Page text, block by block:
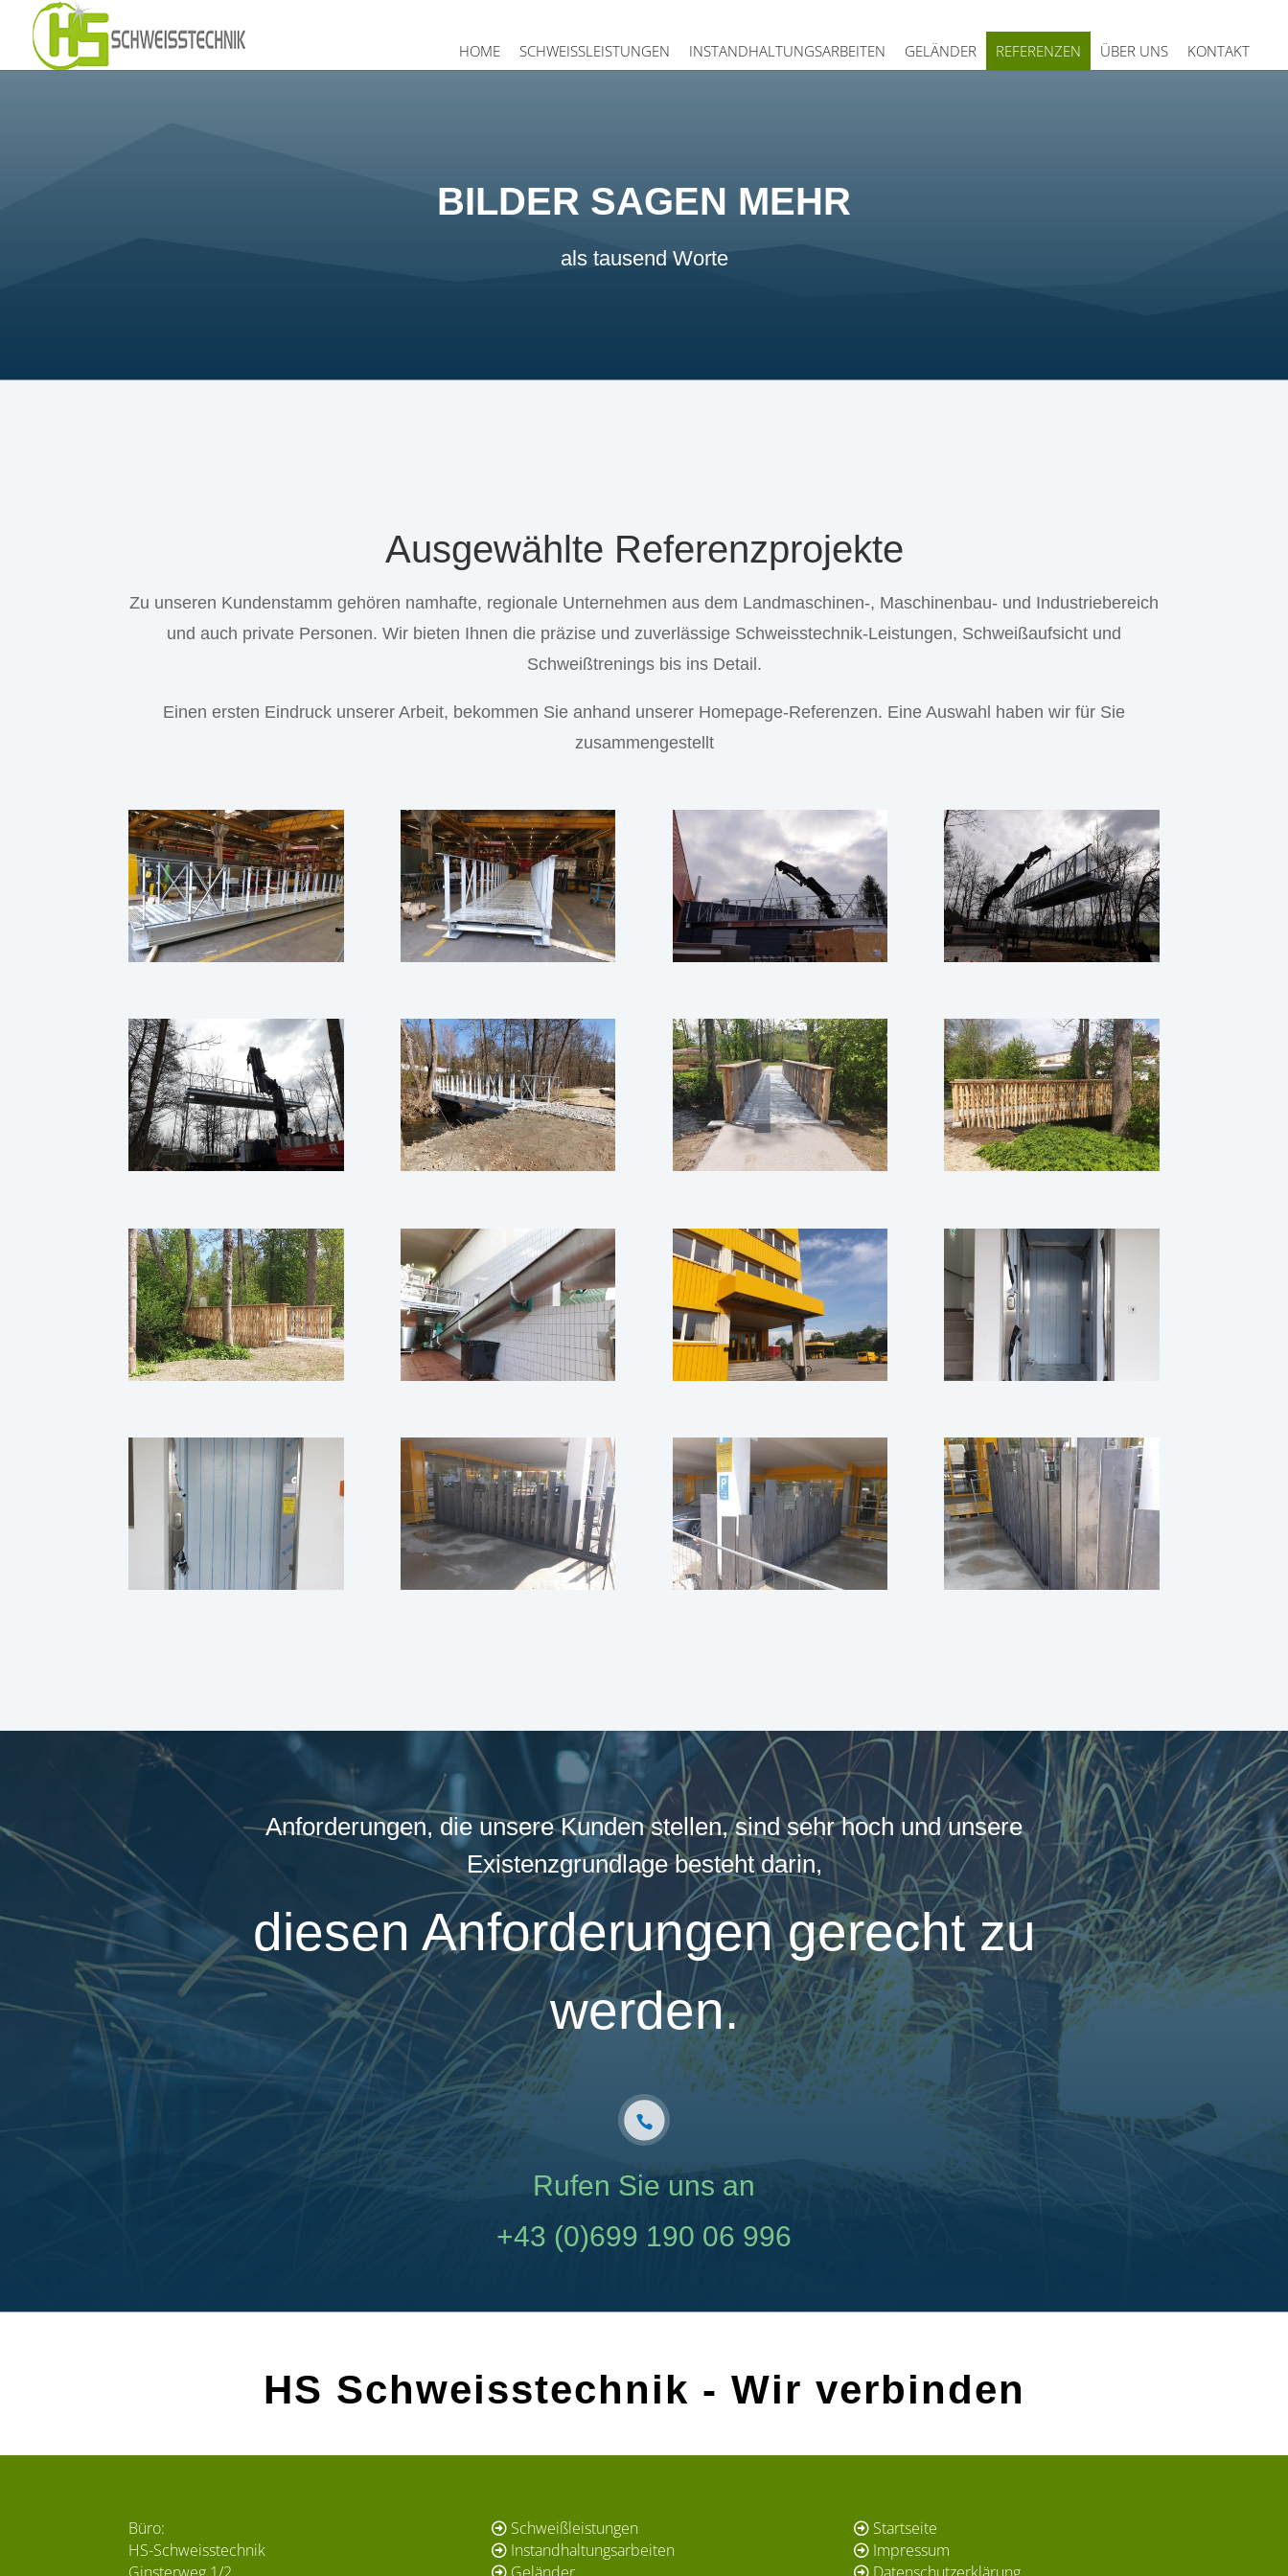
HOME SCHWEISSLEISTUNGEN INSTANDHALTUNGSARBEITEN GELÄNDER REFERENZEN ÜBER UNS KONTAKT
BILDER SAGEN MEHR
als tausend Worte
Ausgewählte Referenzprojekte
Zu unseren Kundenstamm gehören namhafte, regionale Unternehmen aus dem Landmaschinen-, Maschinenbau- und Industriebereich
und auch private Personen. Wir bieten Ihnen die präzise und zuverlässige Schweisstechnik-Leistungen, Schweißaufsicht und
Schweißtrenings bis ins Detail.
Einen ersten Eindruck unserer Arbeit, bekommen Sie anhand unserer Homepage-Referenzen. Eine Auswahl haben wir für Sie
zusammengestellt
Anforderungen, die unsere Kunden stellen, sind sehr hoch und unsere
Existenzgrundlage besteht darin,
diesen Anforderungen gerecht zu
werden.
Rufen Sie uns an
+43 (0)699 190 06 996
HS Schweisstechnik - Wir verbinden
Büro:
HS-Schweisstechnik
Schweißleistungen
Instandhaltungsarbeiten
Startseite
Impressum